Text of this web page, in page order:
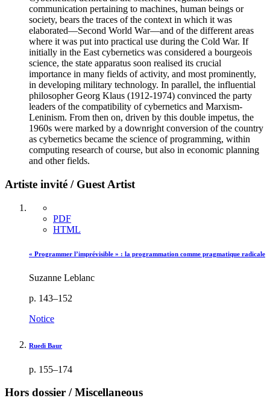
communication pertaining to machines, human beings or
society, bears the traces of the context in which it was
elaborated—Second World War—and of the different areas
where it was put into practical use during the Cold War. If
initially in the East cybernetics was considered a bourgeois
science, the state apparatus soon realised its crucial
importance in many fields of activity, and most prominently,
in developing military technology. In parallel, the influential
philosopher Georg Klaus (1912-1974) convinced the party
leaders of the compatibility of cybernetics and Marxism-
Leninism. From then on, driven by this double impetus, the
1960s were marked by a downright conversion of the country
as cybernetics became the science of programming, within
computing research of course, but also in economic planning
and other fields.
Artiste invité / Guest Artist
PDF
HTML
« Programmer l’imprévisible » : la programmation comme pragmatique radicale
Suzanne Leblanc
p. 143–152
Notice
Ruedi Baur
p. 155–174
Hors dossier / Miscellaneous